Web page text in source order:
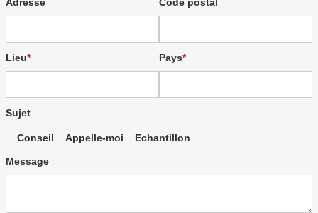
Adresse Code postal
Lieu Pays
Sujet
Conseil Appelle-moi Echantillon
Message